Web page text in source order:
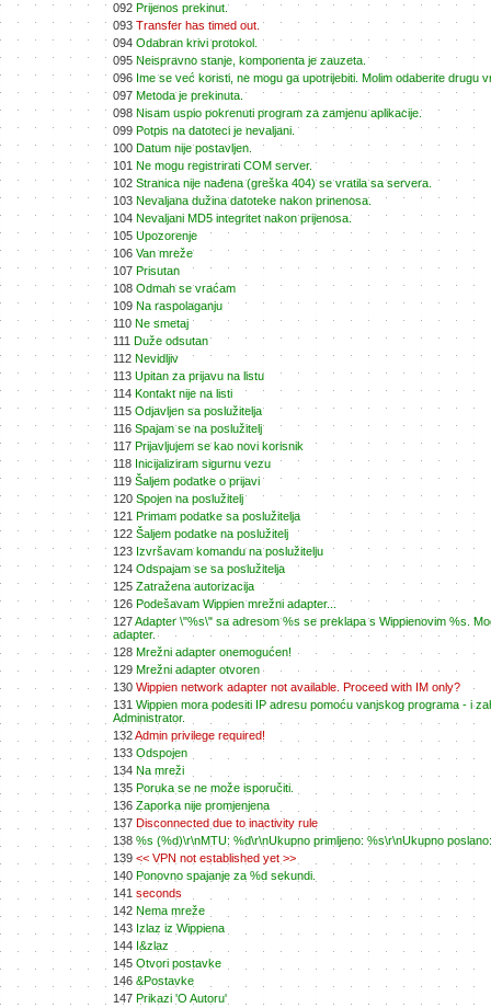
092 Prijenos prekinut.
093 Transfer has timed out.
094 Odabran krivi protokol.
095 Neispravno stanje, komponenta je zauzeta.
096 Ime se već koristi, ne mogu ga upotrijebiti. Molim odaberite drugu
097 Metoda je prekinuta.
098 Nisam uspio pokrenuti program za zamjenu aplikacije.
099 Potpis na datoteci je nevaljani.
100 Datum nije postavljen.
101 Ne mogu registrirati COM server.
102 Stranica nije nađena (greška 404) se vratila sa servera.
103 Nevaljana dužina datoteke nakon prinenosa.
104 Nevaljani MD5 integritet nakon prijenosa.
105 Upozorenje
106 Van mreže
107 Prisutan
108 Odmah se vraćam
109 Na raspolaganju
110 Ne smetaj
111 Duže odsutan
112 Nevidljiv
113 Upitan za prijavu na listu
114 Kontakt nije na listi
115 Odjavljen sa poslužitelja
116 Spajam se na poslužitelj
117 Prijavljujem se kao novi korisnik
118 Inicijaliziram sigurnu vezu
119 Šaljem podatke o prijavi
120 Spojen na poslužitelj
121 Primam podatke sa poslužitelja
122 Šaljem podatke na poslužitelj
123 Izvršavam komandu na poslužitelju
124 Odspajam se sa poslužitelja
125 Zatražena autorizacija
126 Podešavam Wippien mrežni adapter...
127Adapter \"%s\" sa adresom %s se preklapa s Wippienovim %s.
adapter.
128 Mrežni adapter onemogućen!
129 Mrežni adapter otvoren
130 Wippien network adapter not available. Proceed with IM only?
131 Wippien mora podesiti IP adresu pomoću vanjskog programa - i
Administrator.
132Admin privilege required!
133 Odspojen
134 Na mreži
135 Poruka se ne može isporučiti.
136 Zaporka nije promjenjena
137 Disconnected due to inactivity rule
138 %s (%d)\r\nMTU: %d\r\nUkupno primljeno: %s\r\nUkupno
139 << VPN not established yet >>
140 Ponovno spajanje za %d sekundi.
141 seconds
142 Nema mreže
143 Izlaz iz Wippiena
144 I&zlaz
145 Otvori postavke
146 &Postavke
147 Prikazi 'O Autoru'